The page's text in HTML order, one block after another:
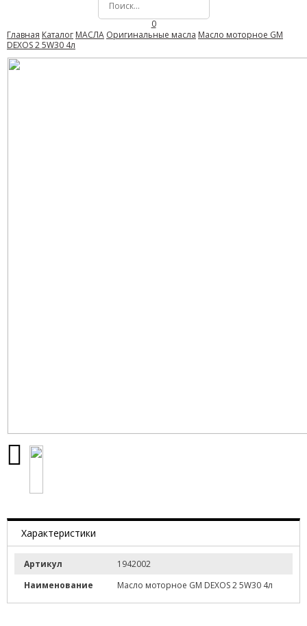
0
Главная Каталог МАСЛА Оригинальные масла Масло моторное GM
DEXOS 2 5W30 4л
Характеристики
Артикул
1942002
Наименование
Масло моторное GM DEXOS 2 5W30 4л